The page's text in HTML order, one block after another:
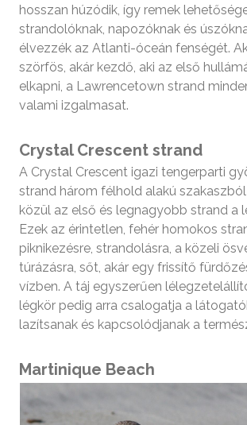
hosszan húzódik, így remek
strandolóknak, napozóknak és
élvezzék az Atlanti-óceán fenségét.
szörfös, akár kezdő, aki az első
elkapni, a Lawrencetown strand
valami izgalmasat.
Crystal Crescent strand
A Crystal Crescent igazi tengerparti
strand három félhold alakú
közül az első és legnagyobb strand a
Ezek az érintetlen, fehér homokos
piknikezésre, strandolásra, a közeli
túrázásra, sőt, akár egy frissítő
vízben. A táj egyszerűen
légkör pedig arra csalogatja a
lazítsanak és kapcsolódjanak a
Martinique Beach